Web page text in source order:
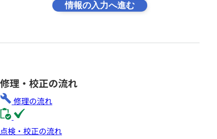
情報の入力へ進む
修理・校正の流れ
修理の流れ
点検・校正の流れ